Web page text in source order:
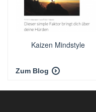
Kaizen Mindstyle
Zum Blog